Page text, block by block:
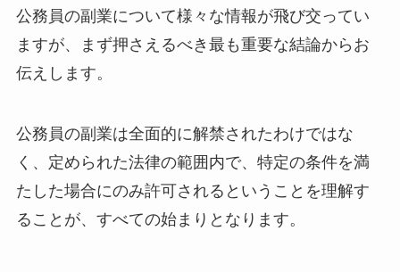
公務員の副業について様々な情報が飛び交ってい
ますが、まず押さえるべき最も重要な結論からお
伝えします。
公務員の副業は全面的に解禁されたわけではな
く、定められた法律の範囲内で、特定の条件を満
たした場合にのみ許可されるということを理解す
ることが、すべての始まりとなります。